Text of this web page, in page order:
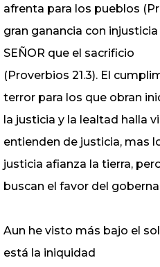
afrenta para los pueblos
gran ganancia con
SEÑOR que el sacrificio
(Proverbios 21.3). El
terror para los que obran
la justicia y la lealtad halla
entienden de justicia, mas
justicia afianza la tierra,
buscan el favor del
Aun he visto más bajo el
está la iniquidad